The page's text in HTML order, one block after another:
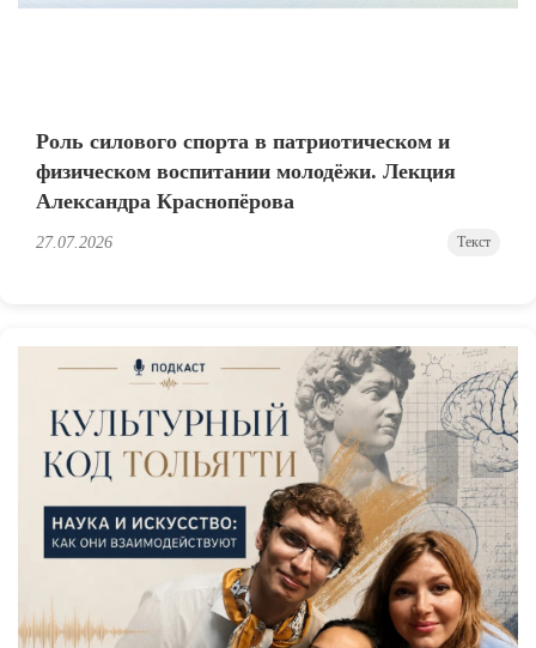
Роль силового спорта в патриотическом и
физическом воспитании молодёжи. Лекция
Александра Краснопёрова
27.07.2026 Текст